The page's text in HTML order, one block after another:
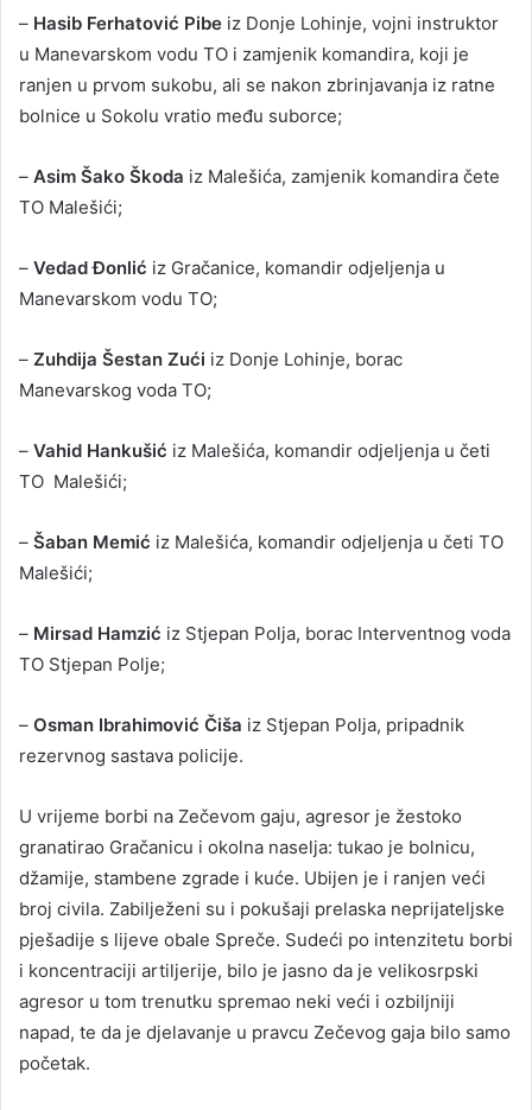
– Hasib Ferhatović Pibe iz Donje Lohinje, vojni instruktor
u Manevarskom vodu TO i zamjenik komandira, koji je
ranjen u prvom sukobu, ali se nakon zbrinjavanja iz ratne
bolnice u Sokolu vratio među suborce;
– Asim Šako Škoda iz Malešića, zamjenik komandira čete
TO Malešići;
– Vedad Đonlić iz Gračanice, komandir odjeljenja u
Manevarskom vodu TO;
– Zuhdija Šestan Zući iz Donje Lohinje, borac
Manevarskog voda TO;
– Vahid Hankušić iz Malešića, komandir odjeljenja u četi
TO Malešići;
– Šaban Memić iz Malešića, komandir odjeljenja u četi TO
Malešići;
– Mirsad Hamzić iz Stjepan Polja, borac Interventnog voda
TO Stjepan Polje;
– Osman Ibrahimović Čiša iz Stjepan Polja, pripadnik
rezervnog sastava policije.
U vrijeme borbi na Zečevom gaju, agresor je žestoko
granatirao Gračanicu i okolna naselja: tukao je bolnicu,
džamije, stambene zgrade i kuće. Ubijen je i ranjen veći
broj civila. Zabilježeni su i pokušaji prelaska neprijateljske
pješadije s lijeve obale Spreče. Sudeći po intenzitetu borbi
i koncentraciji artiljerije, bilo je jasno da je velikosrpski
agresor u tom trenutku spremao neki veći i ozbiljniji
napad, te da je djelavanje u pravcu Zečevog gaja bilo samo
početak.